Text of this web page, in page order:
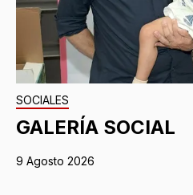
SOCIALES
GALERÍA SOCIAL
9 Agosto 2026